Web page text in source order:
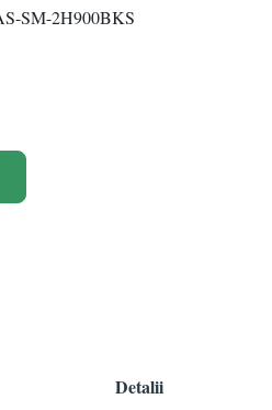
SM-2H900BKS
Detalii